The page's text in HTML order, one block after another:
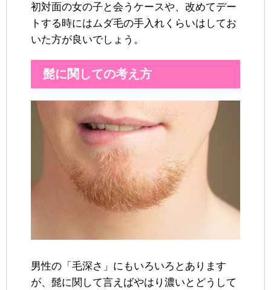
初対面の女の子と会うケースや、改めてデー
トする時にはムダ毛の手入れくらいはしてお
いた方が良いでしょう。
髭に関しての考え方
男性の「毛深さ」にもいろいろとあります
が、髭に関して言えばやはり濃いとどうして